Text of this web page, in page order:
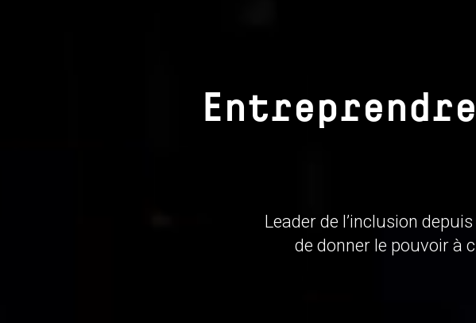
Leader de l’inclusion
de donner le pouvoir à